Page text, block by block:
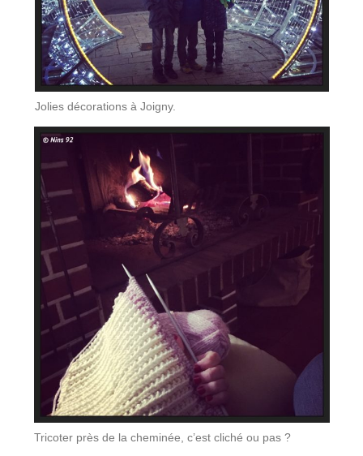
Jolies décorations à Joigny.
Tricoter près de la cheminée, c’est cliché ou pas ?